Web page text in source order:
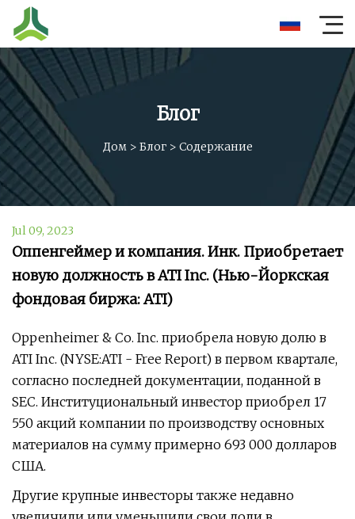
Блог
Дом > Блог> Содержание
Jul 09, 2023
Оппенгеймер и компания. Инк. Приобретает
новую должность в ATI Inc. (Нью-Йоркская
фондовая биржа: ATI)
Oppenheimer & Co. Inc. приобрела новую долю в
ATI Inc. (NYSE:ATI - Free Report) в первом квартале,
согласно последней документации, поданной в
SEC. Институциональный инвестор приобрел 17
550 акций компании по производству основных
материалов на сумму примерно 693 000 долларов
США.
Другие крупные инвесторы также недавно